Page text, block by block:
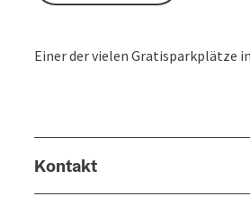
Einer der vielen Gratisparkplätze
Kontakt